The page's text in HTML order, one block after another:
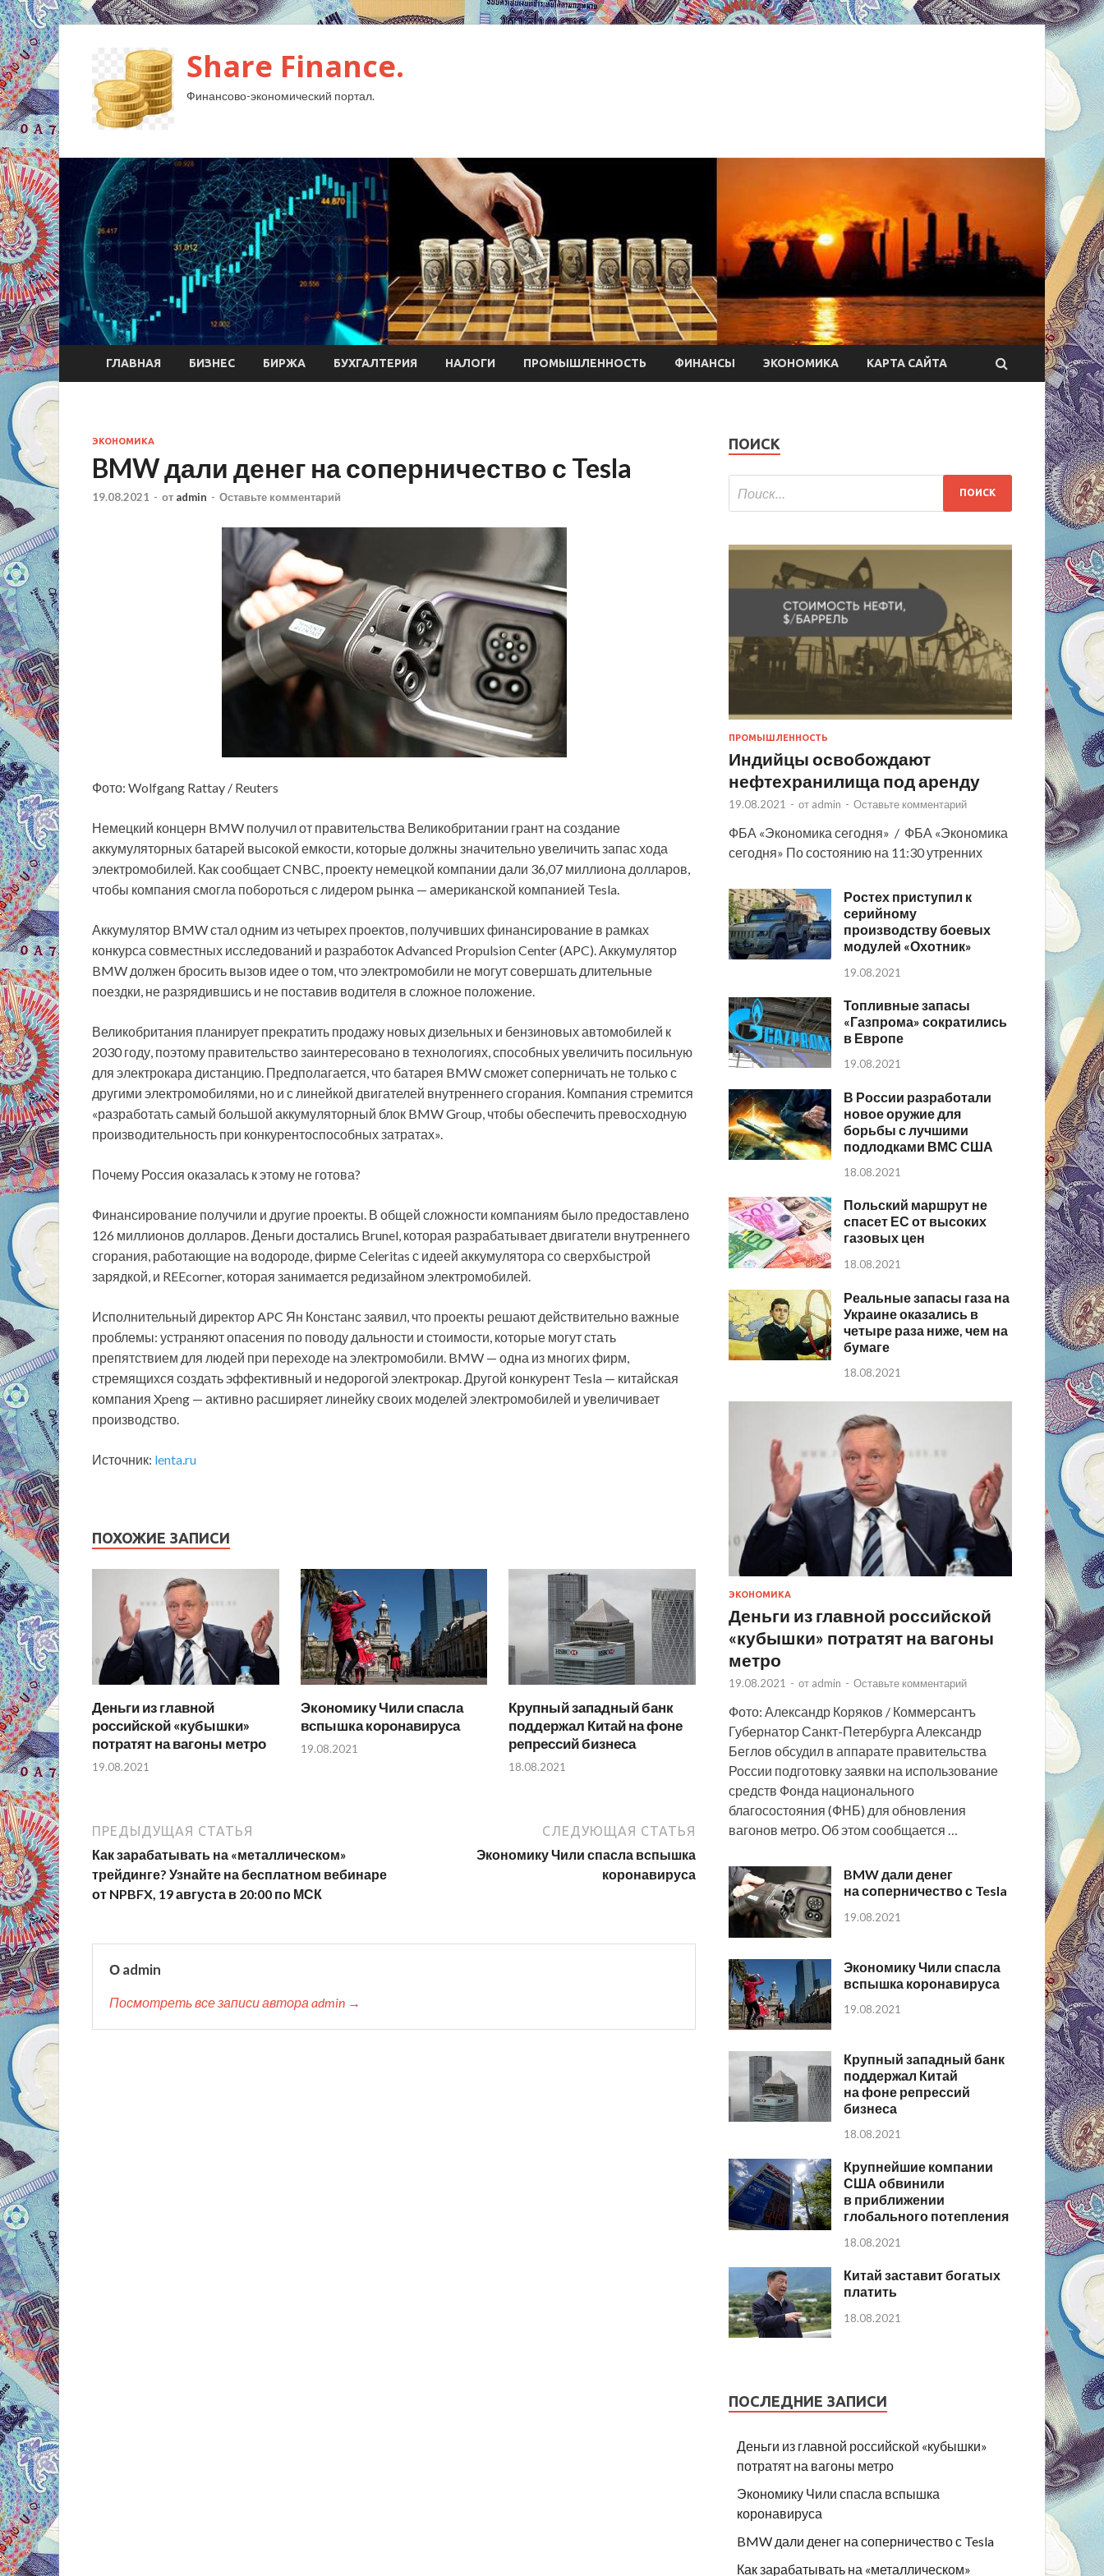
Share Finance.
Финансово-экономический портал.
ГЛАВНАЯ БИЗНЕС БИРЖА БУХГАЛТЕРИЯ НАЛОГИ ПРОМЫШЛЕННОСТЬ ФИНАНСЫ ЭКОНОМИКА КАРТА САЙТА
ЭКОНОМИКА
BMW дали денег на соперничество с Tesla
19.08.2021 - от admin - Оставьте комментарий
Фото: Wolfgang Rattay / Reuters
Немецкий концерн BMW получил от правительства Великобритании грант на создание
аккумуляторных батарей высокой емкости, которые должны значительно увеличить запас хода
электромобилей. Как сообщает CNBC, проекту немецкой компании дали 36,07 миллиона долларов,
чтобы компания смогла побороться с лидером рынка — американской компанией Tesla.
Аккумулятор BMW стал одним из четырех проектов, получивших финансирование в рамках
конкурса совместных исследований и разработок Advanced Propulsion Center (APC). Аккумулятор
BMW должен бросить вызов идее о том, что электромобили не могут совершать длительные
поездки, не разрядившись и не поставив водителя в сложное положение.
Великобритания планирует прекратить продажу новых дизельных и бензиновых автомобилей к
2030 году, поэтому правительство заинтересовано в технологиях, способных увеличить посильную
для электрокара дистанцию. Предполагается, что батарея BMW сможет соперничать не только с
другими электромобилями, но и с линейкой двигателей внутреннего сгорания. Компания стремится
«разработать самый большой аккумуляторный блок BMW Group, чтобы обеспечить превосходную
производительность при конкурентоспособных затратах».
Почему Россия оказалась к этому не готова?
Финансирование получили и другие проекты. В общей сложности компаниям было предоставлено
126 миллионов долларов. Деньги достались Brunel, которая разрабатывает двигатели внутреннего
сгорания, работающие на водороде, фирме Celeritas с идеей аккумулятора со сверхбыстрой
зарядкой, и REEcorner, которая занимается редизайном электромобилей.
Исполнительный директор APC Ян Констанс заявил, что проекты решают действительно важные
проблемы: устраняют опасения по поводу дальности и стоимости, которые могут стать
препятствием для людей при переходе на электромобили. BMW — одна из многих фирм,
стремящихся создать эффективный и недорогой электрокар. Другой конкурент Tesla — китайская
компания Xpeng — активно расширяет линейку своих моделей электромобилей и увеличивает
производство.
Источник: lenta.ru
ПОХОЖИЕ ЗАПИСИ
Деньги из главной
российской «кубышки»
потратят на вагоны метро
19.08.2021
Экономику Чили спасла
вспышка коронавируса
19.08.2021
Крупный западный банк
поддержал Китай на фоне
репрессий бизнеса
18.08.2021
ПРЕДЫДУЩАЯ СТАТЬЯ
Как зарабатывать на «металлическом»
трейдинге? Узнайте на бесплатном вебинаре
от NPBFX, 19 августа в 20:00 по МСК
СЛЕДУЮЩАЯ СТАТЬЯ
Экономику Чили спасла вспышка
коронавируса
О admin
Посмотреть все записи автора admin →
ПОИСК
ПРОМЫШЛЕННОСТЬ
Индийцы освобождают
нефтехранилища под аренду
19.08.2021 - от admin - Оставьте комментарий
ФБА «Экономика сегодня» / ФБА «Экономика
сегодня» По состоянию на 11:30 утренних
Ростех приступил к
серийному
производству боевых
модулей «Охотник»
19.08.2021
Топливные запасы
«Газпрома» сократились
в Европе
19.08.2021
В России разработали
новое оружие для
борьбы с лучшими
подлодками ВМС США
18.08.2021
Польский маршрут не
спасет ЕС от высоких
газовых цен
18.08.2021
Реальные запасы газа на
Украине оказались в
четыре раза ниже, чем на
бумаге
18.08.2021
ЭКОНОМИКА
Деньги из главной российской
«кубышки» потратят на вагоны
метро
19.08.2021 - от admin - Оставьте комментарий
Фото: Александр Коряков / Коммерсантъ
Губернатор Санкт-Петербурга Александр
Беглов обсудил в аппарате правительства
России подготовку заявки на использование
средств Фонда национального
благосостояния (ФНБ) для обновления
вагонов метро. Об этом сообщается …
BMW дали денег
на соперничество с Tesla
19.08.2021
Экономику Чили спасла
вспышка коронавируса
19.08.2021
Крупный западный банк
поддержал Китай
на фоне репрессий
бизнеса
18.08.2021
Крупнейшие компании
США обвинили
в приближении
глобального потепления
18.08.2021
Китай заставит богатых
платить
18.08.2021
ПОСЛЕДНИЕ ЗАПИСИ
Деньги из главной российской «кубышки»
потратят на вагоны метро
Экономику Чили спасла вспышка
коронавируса
BMW дали денег на соперничество с Tesla
Как зарабатывать на «металлическом»